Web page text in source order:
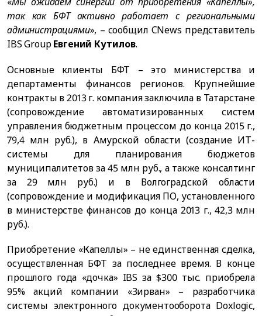
так как БФТ активно работает с региональными
администрациями», – сообщил CNews представитель
IBS GroupЕвгений Кутилов.
Основные клиенты БФТ – это министерства и
департаменты финансов регионов. Крупнейшие
контракты в 2013 г. компания заключила в Татарстане
(сопровождение автоматизированных систем
управления бюджетным процессом до конца 2015 г.,
79,4 млн руб.), в Амурской области (создание ИТ-
системы для планирования бюджетов
муниципалитетов за 45 млн руб., а также консалтинг
за 29 млн руб.) и в Волгоградской области
(сопровождение и модификация ПО, установленного
в министерстве финансов до конца 2013 г., 42,3 млн
руб.).
Приобретение «Капеллы» – не единственная сделка,
осуществленная БФТ за последнее время. В конце
прошлого года «дочка» IBS за $300 тыс. приобрела
95% акций компании «Зирван» – разработчика
системы электронного документооборота Doxlogic,